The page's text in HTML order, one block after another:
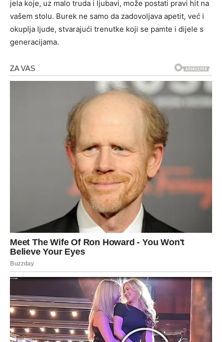
jela koje, uz malo truda i ljubavi, može postati pravi hit na
vašem stolu. Burek ne samo da zadovoljava apetit, već i
okuplja ljude, stvarajući trenutke koji se pamte i dijele s
generacijama.